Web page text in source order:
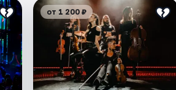
от 1 200 ₽